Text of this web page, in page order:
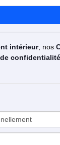
intérieur, nos
confidentialité